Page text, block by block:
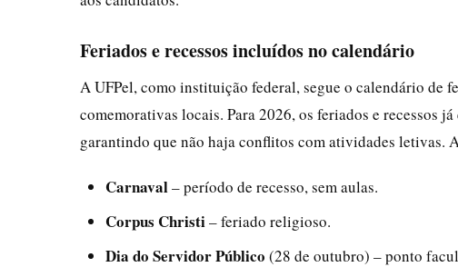
Feriados e recessos incluídos no calendário
A UFPel, como instituição federal, segue o calendário de
comemorativas locais. Para 2026, os feriados e recessos
garantindo que não haja conflitos com atividades letivas.
Carnaval– período de recesso, sem aulas.
Corpus Christi– feriado religioso.
Dia do Servidor Público (28 de outubro) – ponto